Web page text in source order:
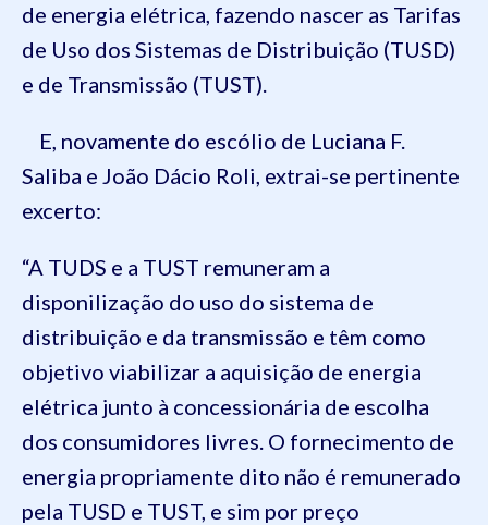
de energia elétrica, fazendo nascer as Tarifas
de Uso dos Sistemas de Distribuição (TUSD)
e de Transmissão (TUST).
E, novamente do escólio de Luciana F.
Saliba e João Dácio Roli, extrai-se pertinente
excerto:
“A TUDS e a TUST remuneram a
disponilização do uso do sistema de
distribuição e da transmissão e têm como
objetivo viabilizar a aquisição de energia
elétrica junto à concessionária de escolha
dos consumidores livres. O fornecimento de
energia propriamente dito não é remunerado
pela TUSD e TUST, e sim por preço